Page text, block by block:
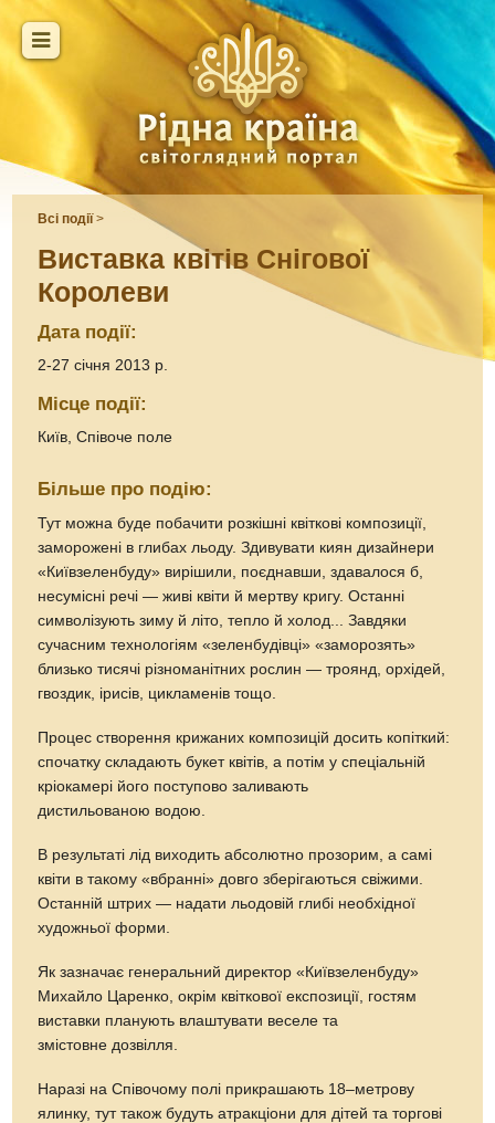
Всі події>
Виставка квітів Снігової
Королеви
Дата події:
2-27 січня 2013 р.
Місце події:
Київ, Співоче поле
Більше про подію:
Тут можна буде побачити розкішні квіткові композиції,
заморожені в глибах льоду. Здивувати киян дизайнери
«Київзеленбуду» вирішили, поєднавши, здавалося б,
несумісні речі — живі квіти й мертву кригу. Останні
символізують зиму й літо, тепло й холод... Завдяки
сучасним технологіям «зеленбудівці» «заморозять»
близько тисячі різноманітних рослин — троянд, орхідей,
гвоздик, iрисів, цикламенів тощо.
Процес створення крижаних композицій досить копіткий:
спочатку складають букет квітів, а потім у спеціальній
кріокамері його поступово заливають
дистильованою водою.
В результаті лід виходить абсолютно прозорим, а самі
квіти в такому «вбранні» довго зберігаються свіжими.
Останній штрих — надати льодовій глибі необхідної
художньої форми.
Як зазначає генеральний директор «Київзеленбуду»
Михайло Царенко, окрім квіткової експозиції, гостям
виставки планують влаштувати веселе та
змістовне дозвілля.
Наразі на Співочому полі прикрашають 18–метрову
ялинку, тут також будуть атракціони для дітей та торгові